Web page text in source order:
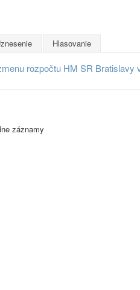
Hlasovanie
rozpočtu HM SR Bratislavy
záznamy